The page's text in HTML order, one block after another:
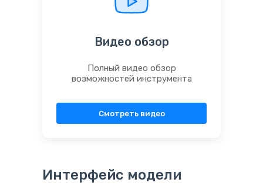
Видео обзор
Полный видео обзор
возможностей инструмента
Смотреть видео
Интерфейс модели